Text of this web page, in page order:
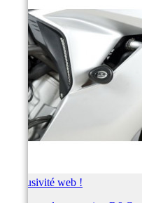
Exclusivité web !